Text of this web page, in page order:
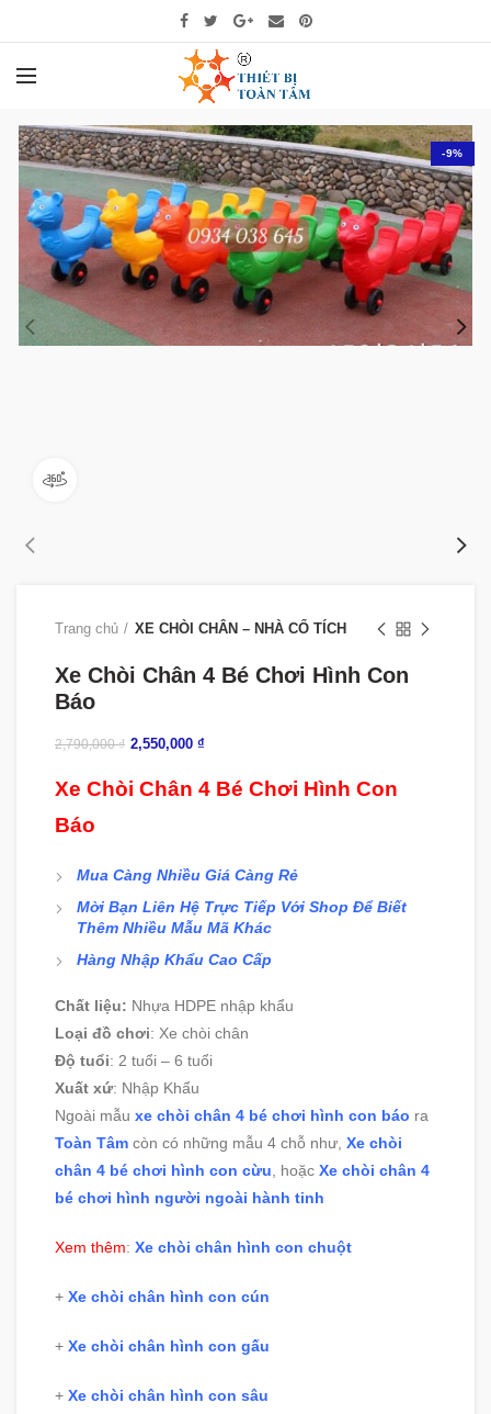
-9%
Trang chủ XE CHÒI CHÂN – NHÀ CỔ TÍCH
Xe Chòi Chân 4 Bé Chơi Hình Con
Báo
2,790,000₫ 2,550,000 ₫
Xe Chòi Chân 4 Bé Chơi Hình Con
Báo
Mua Càng Nhiều Giá Càng Rẻ
Mời Bạn Liên Hệ Trực Tiếp Với Shop Để Biết
Thêm Nhiều Mẫu Mã Khác
Hàng Nhập Khẩu Cao Cấp
Chất liệu: Nhựa HDPE nhập khẩu
Loại đồ chơi: Xe chòi chân
Độ tuổi: 2 tuổi – 6 tuổi
Xuất xứ: Nhập Khẩu
Ngoài mẫu xe chòi chân 4 bé chơi hình con báo ra
Toàn Tâm còn có những mẫu 4 chỗ như, Xe chòi
chân 4 bé chơi hình con cừu, hoặc Xe chòi chân 4
bé chơi hình người ngoài hành tinh
Xem thêm: Xe chòi chân hình con chuột
+ Xe chòi chân hình con cún
+ Xe chòi chân hình con gấu
+ Xe chòi chân hình con sâu